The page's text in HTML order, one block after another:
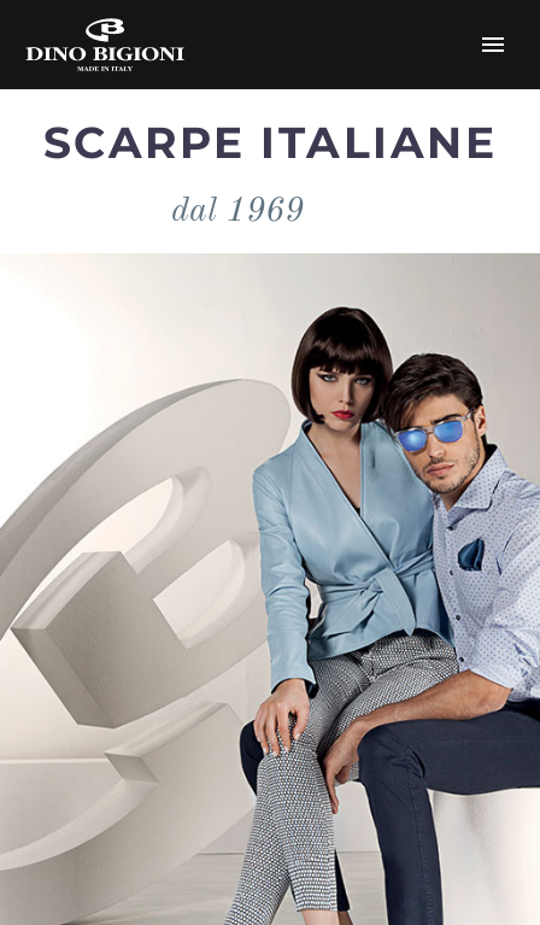
SCARPE ITALIANE
dal 1969